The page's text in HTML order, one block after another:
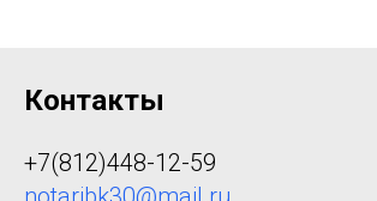
Контакты
+7(812)448-12-59